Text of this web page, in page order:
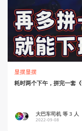
显摆显摆
耗时两个下午，拼完一套
大巴车司机 等 3 人
2022-09-08